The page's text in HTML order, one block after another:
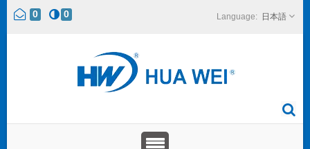
0 0 日本語